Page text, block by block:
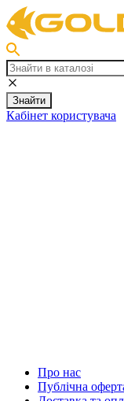
Знайти
Кабінет користувача
Про нас
Публічна